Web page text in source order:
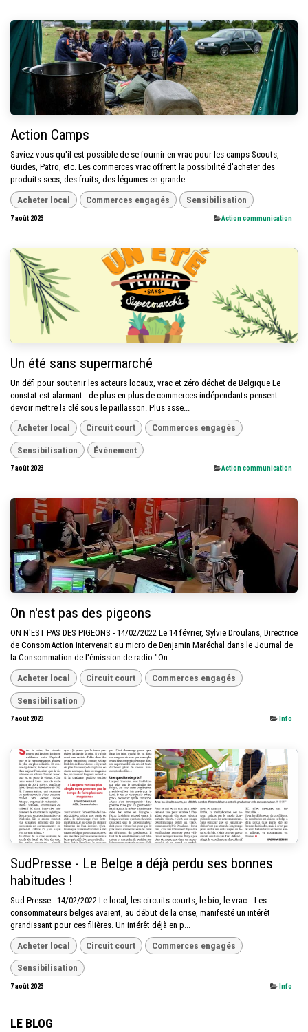
Action Camps
Saviez-vous qu'il est possible de se fournir en vrac pour les camps Scouts,
Guides, Patro, etc. Les commerces vrac offrent la possibilité d'acheter des
produits secs, des fruits, des légumes en grande...
Acheter local Commerces engagés Sensibilisation
7 août 2023 ​Action communication
Un été sans supermarché
Un défi pour soutenir les acteurs locaux, vrac et zéro déchet de Belgique Le
constat est alarmant : de plus en plus de commerces indépendants pensent
devoir mettre la clé sous le paillasson. Plus asse...
Acheter local Circuit court Commerces engagés
Sensibilisation Événement
7 août 2023 ​Action communication
On n'est pas des pigeons
ON N'EST PAS DES PIGEONS - 14/02/2022 Le 14 février, Sylvie Droulans, Directrice
de ConsomAction intervenait au micro de Benjamin Maréchal dans le Journal de
la Consommation de l'émission de radio "On...
Acheter local Circuit court Commerces engagés
Sensibilisation
7 août 2023 Info
SudPresse - Le Belge a déjà perdu ses bonnes
habitudes !
Sud Presse - 14/02/2022 Le local, les circuits courts, le bio, le vrac… Les
consommateurs belges avaient, au début de la crise, manifesté un intérêt
grandissant pour ces filières. Un intérêt déjà en p...
Acheter local Circuit court Commerces engagés
Sensibilisation
7 août 2023 Info
LE BLOG